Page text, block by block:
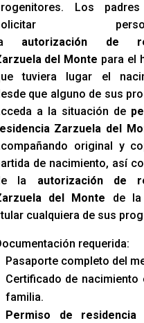
Los padres
autorización de
del Monte para el
tuviera lugar el
que alguno de sus
a la situación de
Zarzuela del
original y
de nacimiento, así
la autorización de
del Monte de la
cualquiera de sus
requerida:
Pasaporte completo del
Certificado de nacimiento
familia.
Permiso de residencia